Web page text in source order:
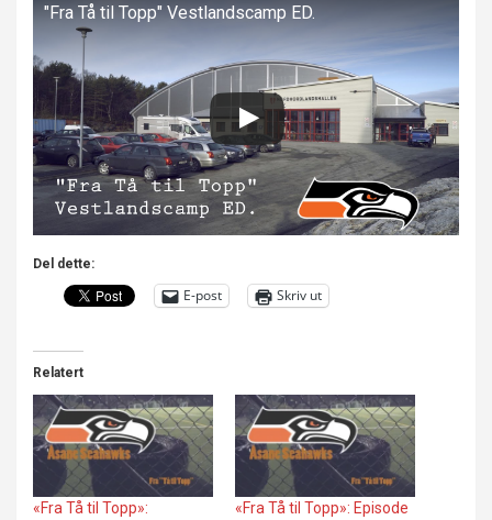
"Fra Tå til Topp" Vestlandscamp ED.
Del dette:
E-post Skriv ut
Relatert
«Fra Tå til Topp»:
«Fra Tå til Topp»: Episode